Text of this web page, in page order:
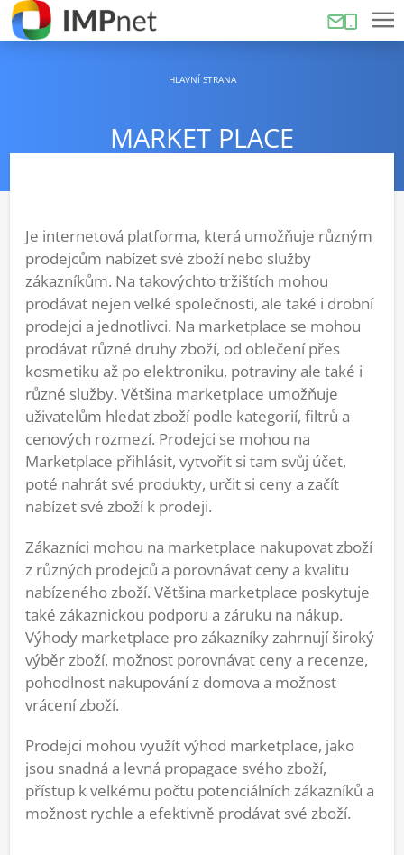
HLAVNÍ STRANA
MARKET PLACE
Je internetová platforma, která umožňuje různým
prodejcům nabízet své zboží nebo služby
zákazníkům. Na takovýchto tržištích mohou
prodávat nejen velké společnosti, ale také i drobní
prodejci a jednotlivci. Na marketplace se mohou
prodávat různé druhy zboží, od oblečení přes
kosmetiku až po elektroniku, potraviny ale také i
různé služby. Většina marketplace umožňuje
uživatelům hledat zboží podle kategorií, filtrů a
cenových rozmezí. Prodejci se mohou na
Marketplace přihlásit, vytvořit si tam svůj účet,
poté nahrát své produkty, určit si ceny a začít
nabízet své zboží k prodeji.
Zákazníci mohou na marketplace nakupovat zboží
z různých prodejců a porovnávat ceny a kvalitu
nabízeného zboží. Většina marketplace poskytuje
také zákaznickou podporu a záruku na nákup.
Výhody marketplace pro zákazníky zahrnují široký
výběr zboží, možnost porovnávat ceny a recenze,
pohodlnost nakupování z domova a možnost
vrácení zboží.
Prodejci mohou využít výhod marketplace, jako
jsou snadná a levná propagace svého zboží,
přístup k velkému počtu potenciálních zákazníků a
možnost rychle a efektivně prodávat své zboží.